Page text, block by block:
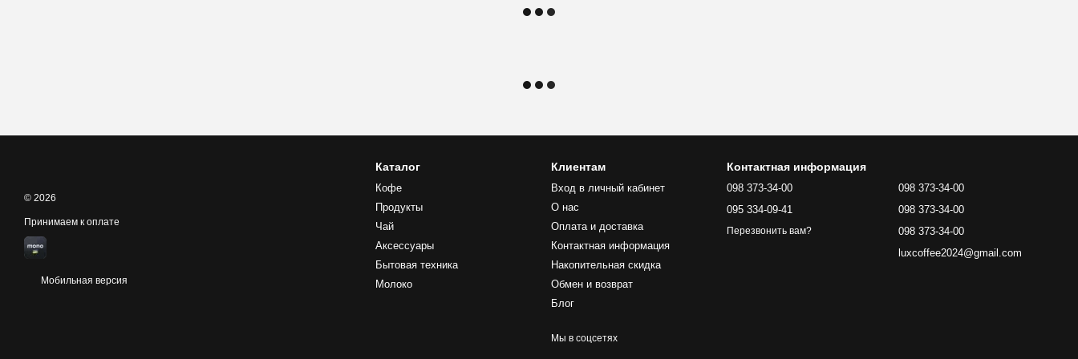
© 2026
Принимаем к оплате
Мобильная версия
Каталог
Кофе
Продукты
Чай
Аксессуары
Бытовая техника
Молоко
Клиентам
Вход в личный кабинет
О нас
Оплата и доставка
Контактная информация
Накопительная скидка
Обмен и возврат
Блог
Мы в соцсетях
Контактная информация
098 373-34-00
095 334-09-41
Перезвонить вам?
098 373-34-00
098 373-34-00
098 373-34-00
luxcoffee2024@gmail.com